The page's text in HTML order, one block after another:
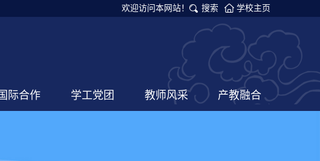
欢迎访问本网站！ 搜索 学校主页
际合作 学工党团 教师风采 产教融合